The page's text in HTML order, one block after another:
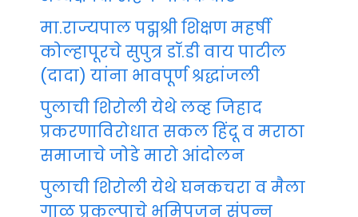
मा.राज्यपाल पद्मश्री शिक्षण महर्षी
कोल्हापूरचे सुपुत्र डॉ.डी वाय पाटील
(दादा) यांना भावपूर्ण श्रद्धांजली
पुलाची शिरोली येथे लव्ह जिहाद
प्रकरणाविरोधात सकल हिंदू व मराठा
समाजाचे जोडे मारो आंदोलन
पुलाची शिरोली येथे घनकचरा व मैला
गाळ प्रकल्पाचे भूमिपूजन संपन्न